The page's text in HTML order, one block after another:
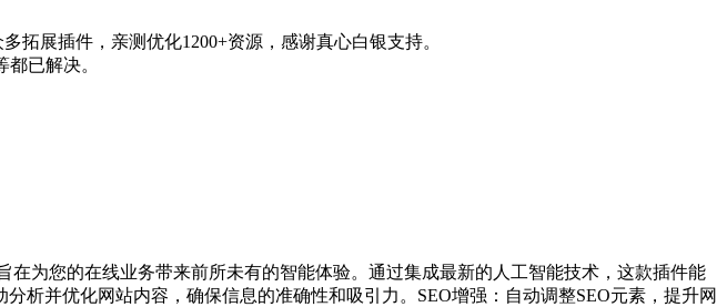
拓展插件，亲测优化1200+资源，感谢真心白银支持。
已解决。
为您的在线业务带来前所未有的智能体验。通过集成最新的人工智能技术，这款插件能
析并优化网站内容，确保信息的准确性和吸引力。SEO增强：自动调整SEO元素，提升网